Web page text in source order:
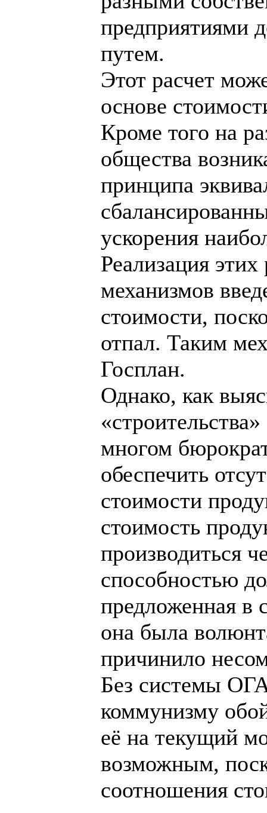
предприятиями
путем.
Этот расчет
основе
Кроме того на
общества
принципа
ускорения
Реализация
механизмов
стоимости,
отпал. Таким
Госплан.
Однако, как
многом
обеспечить
стоимости
стоимость
производиться
способностью
предложенная в
она была
причинило
Без системы
коммунизму
её на текущий
возможным,
соотношения